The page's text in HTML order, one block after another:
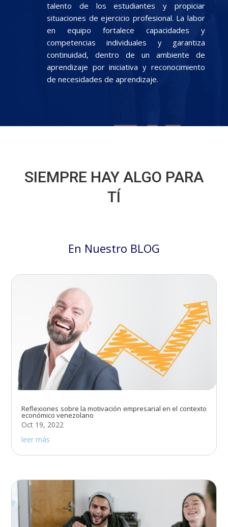
talento de los estudiantes y propiciar
situaciones de ejercicio profesional. La labor
en equipo fortalece capacidades y
competencias individuales y garantiza
continuidad, dentro de un ambiente de
aprendizaje por iniciativa y reconocimiento
de necesidades de aprendizaje.
SIEMPRE HAY ALGO PARA
TÍ
En Nuestro BLOG
Reflexiones sobre la motivación empresarial en el contexto
económico venezolano
Oct 19, 2022
leer más